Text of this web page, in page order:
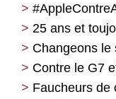
25 ans et
Changeons le
Contre le G7
Faucheurs de